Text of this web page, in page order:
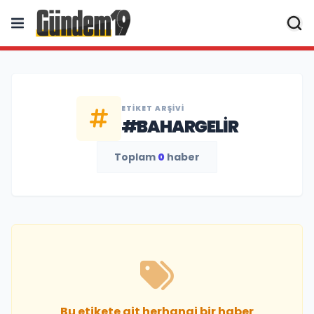
ETIKET ARŞIVI
#BAHARGELIR
Toplam 0 haber